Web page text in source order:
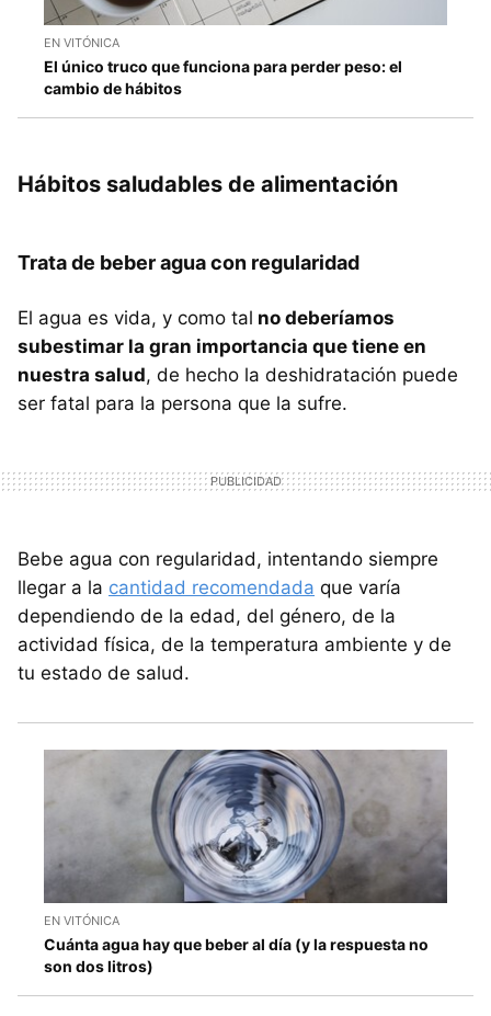
EN VITÓNICA
El único truco que funciona para perder peso: el
cambio de hábitos
Hábitos saludables de alimentación
Trata de beber agua con regularidad
El agua es vida, y como tal no deberíamos
subestimar la gran importancia que tiene en
nuestra salud, de hecho la deshidratación puede
ser fatal para la persona que la sufre.
Bebe agua con regularidad, intentando siempre
llegar a la cantidad recomendada que varía
dependiendo de la edad, del género, de la
actividad física, de la temperatura ambiente y de
tu estado de salud.
EN VITÓNICA
Cuánta agua hay que beber al día (y la respuesta no
son dos litros)